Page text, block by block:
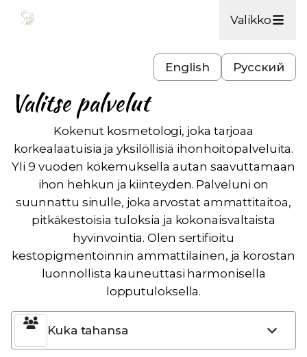
Valikko
English Русский
Valitse palvelut
Kokenut kosmetologi, joka tarjoaa
korkealaatuisia ja yksilöllisiä ihonhoitopalveluita.
Yli 9 vuoden kokemuksella autan saavuttamaan
ihon hehkun ja kiinteyden. Palveluni on
suunnattu sinulle, joka arvostat ammattitaitoa,
pitkäkestoisia tuloksia ja kokonaisvaltaista
hyvinvointia. Olen sertifioitu
kestopigmentoinnin ammattilainen, ja korostan
luonnollista kauneuttasi harmonisella
lopputuloksella.
Kuka tahansa